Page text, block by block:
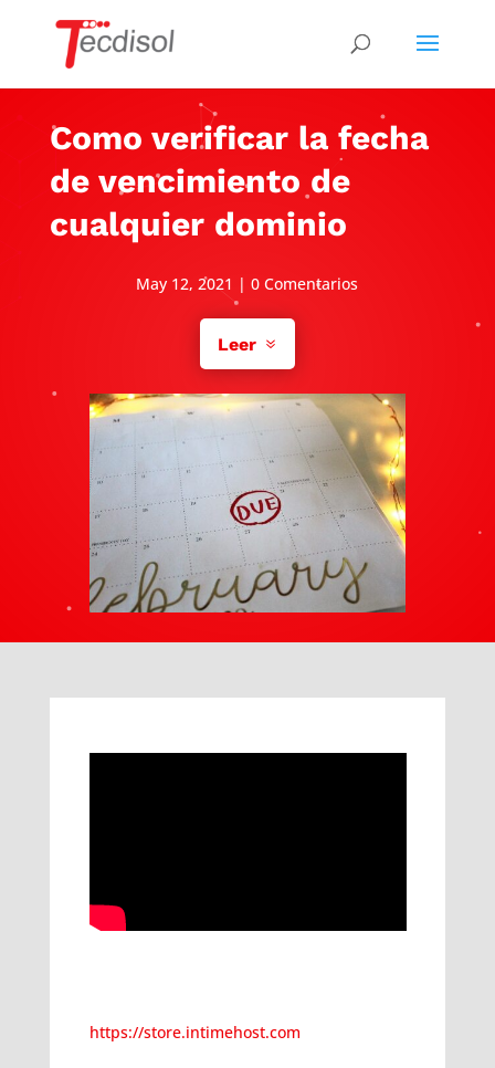
Como verificar la fecha
de vencimiento de
cualquier dominio
May 12, 2021 |0 Comentarios
Leer
https://store.intimehost.com